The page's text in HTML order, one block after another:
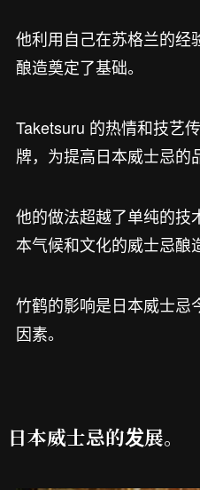
他利用自己在苏格兰的经
酿造奠定了基础。
Taketsuru 的热情和技艺
牌，为提高日本威士忌的
他的做法超越了单纯的技
本气候和文化的威士忌酿
竹鹤的影响是日本威士忌
因素。
日本威士忌的发展。